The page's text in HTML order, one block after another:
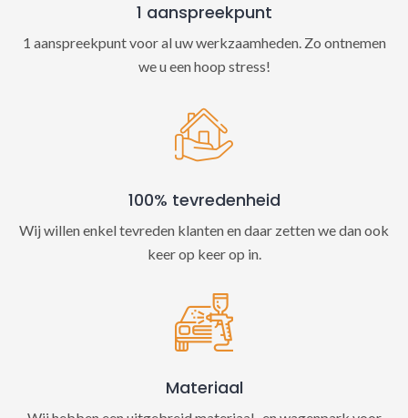
1 aanspreekpunt
1 aanspreekpunt voor al uw werkzaamheden. Zo ontnemen
we u een hoop stress!
100% tevredenheid
Wij willen enkel tevreden klanten en daar zetten we dan ook
keer op keer op in.
Materiaal